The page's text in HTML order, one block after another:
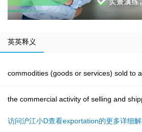
英英释义
commodities (goods or services) sold to
the commercial activity of selling and
访问沪江小D查看exportation的更多详细